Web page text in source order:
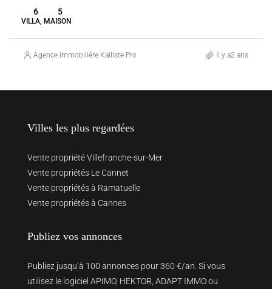
6 5
VILLA, MAISON
Agence immobilière Kalliste Properties il y a2 ans
Villes les plus regardées
Vente propriété Villefranche-sur-Mer
Vente propriétés Le Cannet
Vente propriétés à Ramatuelle
Vente propriétés à Cannes
Publiez vos annonces
Publiez jusqu’à 100 annonces pour 360 €/an. Si vous
utilisez le logiciel APIMO, HEKTOR, ADAPT IMMO ou